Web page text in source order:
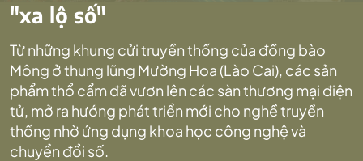
"xa lộ số"
Từ những khung cửi truyền thống của đồng bào
Mông ở thung lũng Mường Hoa (Lào Cai), các sản
phẩm thổ cẩm đã vươn lên các sàn thương mại điện
tử, mở ra hướng phát triển mới cho nghề truyền
thống nhờ ứng dụng khoa học công nghệ và
chuyển đổi số.